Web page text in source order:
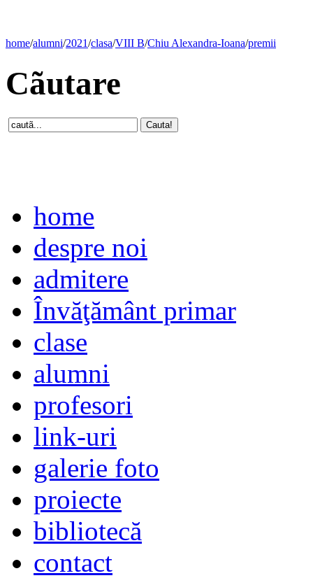
home/alumni/2021/clasa/VIII B/Chiu Alexandra-Ioana/premii
Cãutare
home
despre noi
admitere
Învăţământ primar
clase
alumni
profesori
link-uri
galerie foto
proiecte
bibliotecă
contact